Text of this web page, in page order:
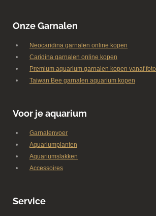
Onze Garnalen
Neocaridina garnalen online kopen
Caridina garnalen online kopen
Premium aquarium garnalen kopen vanaf foto
Taiwan Bee garnalen aquarium kopen
Voor je aquarium
Garnalenvoer
Aquariumplanten
Aquariumslakken
Accessoires
Service